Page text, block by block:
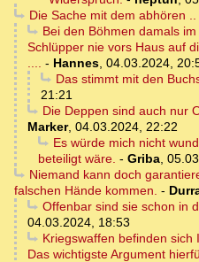
Die Sache mit dem abhören ..
Bei den Böhmen damals
Schlüpper nie vors Haus auf
.... - Hannes, 04.03.2024,
Das stimmt mit den
21:21
Die Deppen sind auch nur
Marker, 04.03.2024, 22:22
Es würde mich nicht
beteiligt wäre. - Griba,
Niemand kann doch
falschen Hände kommen. -
Offenbar sind sie schon in
04.03.2024, 18:53
Kriegswaffen befinden sich
Das wichtigste Argument